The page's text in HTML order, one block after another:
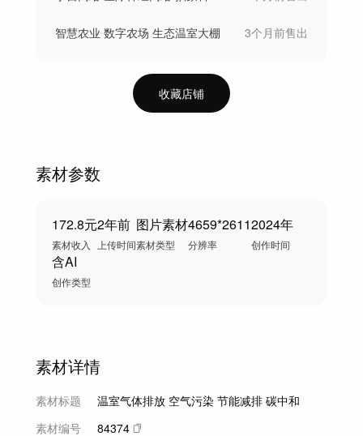
智慧农业 数字农场 生态温室大棚 3个月前售出
收藏店铺
素材参数
172.8元
素材收入
2年前
上传时间
图片素材
素材类型
4659*2611
分辨率
2024年
创作时间
含AI
创作类型
素材详情
素材标题
温室气体排放 空气污染 节能减排 碳中和
素材编号
84374